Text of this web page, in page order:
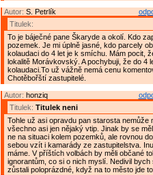
Autor: S. Petrlík
Titulek:
To je báječné pane Škaryde a okolí. Kdo
pozemek. Je mi úplně jasné, kdo parcely
kolaudaci do 4 let je k smíchu. Mám pocit,
lokalitě Morávkovský. A pochybuji, že do 4
kolaudaci.To už vážně nemá cenu
Chotěbořští zastupitelé.
Autor: honziq
Titulek: Titulek neni
Tohle už asi opravdu pan starosta nemůže
všechno asi jen nějaký vtip. Jinak by se
ne na situaci kolem pozemků, ale rovnou
sebou vzít i kamarády ze zastupitelstva.
máme. V příštích volbách by měli občané
ignorantům, co si o nich myslí. Nedivil
zůstali poloprázdné, když na to město jde